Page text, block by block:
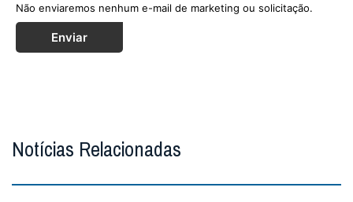
Não enviaremos nenhum e-mail de marketing ou solicitação.
Enviar
Notícias Relacionadas